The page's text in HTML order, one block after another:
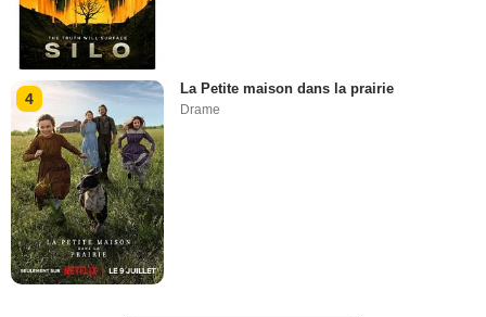
4
La Petite maison dans la prairie
Drame